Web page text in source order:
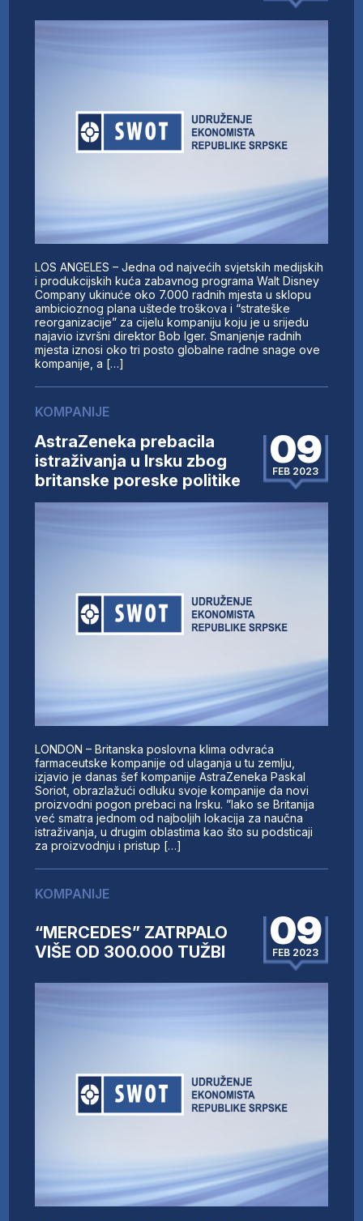
LOS ANGELES – Jedna od najvećih svjetskih medijskih
i produkcijskih kuća zabavnog programa Walt Disney
Company ukinuće oko 7.000 radnih mjesta u sklopu
ambicioznog plana uštede troškova i “strateške
reorganizacije” za cijelu kompaniju koju je u srijedu
najavio izvršni direktor Bob Iger. Smanjenje radnih
mjesta iznosi oko tri posto globalne radne snage ove
kompanije, a […]
KOMPANIJE
AstraZeneka prebacila
istraživanja u Irsku zbog
britanske poreske politike
09
FEB 2023
LONDON – Britanska poslovna klima odvraća
farmaceutske kompanije od ulaganja u tu zemlju,
izjavio je danas šef kompanije AstraZeneka Paskal
Soriot, obrazlažući odluku svoje kompanije da novi
proizvodni pogon prebaci na Irsku. ”Iako se Britanija
već smatra jednom od najboljih lokacija za naučna
istraživanja, u drugim oblastima kao što su podsticaji
za proizvodnju i pristup […]
KOMPANIJE
“MERCEDES” ZATRPALO
VIŠE OD 300.000 TUŽBI
09
FEB 2023